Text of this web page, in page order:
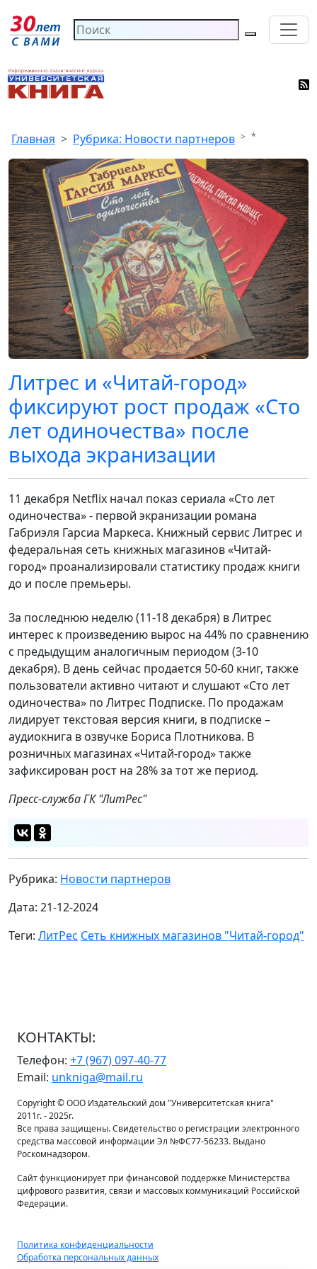
Главная Рубрика: Новости партнеров *
Литрес и «Читай-город»
фиксируют рост продаж «Сто
лет одиночества» после
выхода экранизации
11 декабря Netflix начал показ сериала «Сто лет
одиночества» - первой экранизации романа
Габриэля Гарсиа Маркеса. Книжный сервис Литрес и
федеральная сеть книжных магазинов «Читай-
город» проанализировали статистику продаж книги
до и после премьеры.
За последнюю неделю (11-18 декабря) в Литрес
интерес к произведению вырос на 44% по сравнению
с предыдущим аналогичным периодом (3-10
декабря). В день сейчас продается 50-60 книг, также
пользователи активно читают и слушают «Сто лет
одиночества» по Литрес Подписке. По продажам
лидирует текстовая версия книги, в подписке –
аудиокнига в озвучке Бориса Плотникова. В
розничных магазинах «Читай-город» также
зафиксирован рост на 28% за тот же период.
Пресс-служба ГК "ЛитРес"
Рубрика: Новости партнеров
Дата: 21-12-2024
Теги: ЛитРес Сеть книжных магазинов "Читай-город"
КОНТАКТЫ:
Телефон: +7 (967) 097-40-77
Email: unkniga@mail.ru
Copyright © ООО Издательский дом "Университетская книга"
2011г. - 2025г.
Все права защищены. Свидетельство о регистрации электронного
средства массовой информации Эл №ФС77-56233. Выдано
Роскомнадзором.
Сайт функционирует при финансовой поддержке Министерства
цифрового развития, связи и массовых коммуникаций Российской
Федерации.
Политика конфиденциальности
Обработка персональных данных